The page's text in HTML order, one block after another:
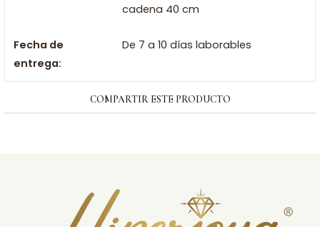
cadena 40 cm
Fecha de
entrega:
De 7 a 10 días laborables
COMPARTIR ESTE PRODUCTO